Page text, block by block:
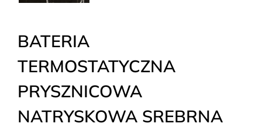
BATERIA
TERMOSTATYCZNA
PRYSZNICOWA
NATRYSKOWA SREBRNA